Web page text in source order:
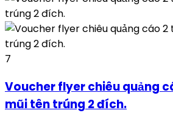
7
Voucher flyer chiêu quảng
mũi tên trúng 2 đích.